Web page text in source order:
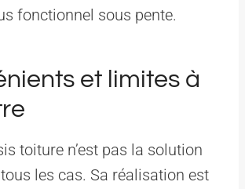
fonctionnel sous pente.
et limites à
toiture n’est pas la solution
les cas. Sa réalisation est